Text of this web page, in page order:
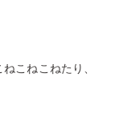
こねこねたり、